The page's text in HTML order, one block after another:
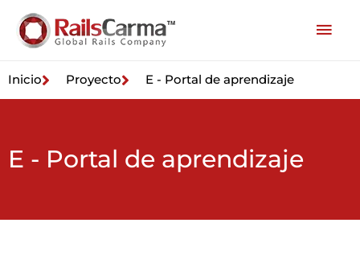
Inicio Proyecto E - Portal de aprendizaje
E - Portal de aprendizaje